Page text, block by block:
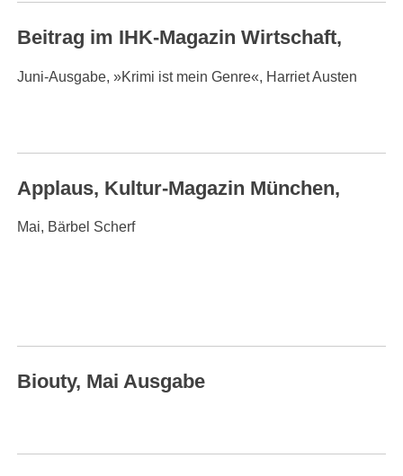
Beitrag im IHK-Magazin Wirtschaft,
Juni-Ausgabe, »Krimi ist mein Genre«, Harriet Austen
Applaus, Kultur-Magazin München,
Mai, Bärbel Scherf
Biouty, Mai Ausgabe